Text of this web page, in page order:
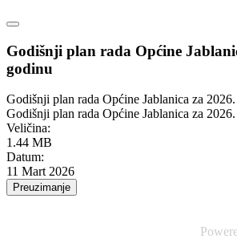
Godišnji plan rada Općine
godinu
Godišnji plan rada Općine Jablanica za
Godišnji plan rada Općine Jablanica za
Veličina:
1.44 MB
Datum:
11 Mart 2026